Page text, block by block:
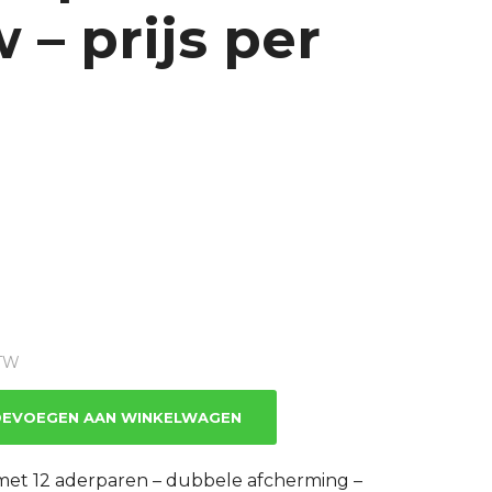
– prijs per
AAN WINKELWAGEN
12 aderparen – dubbele afcherming –